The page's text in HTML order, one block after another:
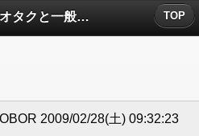
No.6412 オタクと一般人の見分け方についたコメント TOP
2009/02/28(土) 09:32:23